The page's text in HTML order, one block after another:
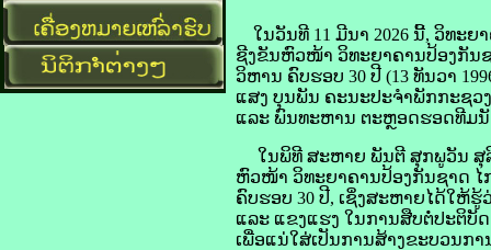
ໃນວັນທີ 11 ມີນາ 2026 ນີ້, ວິທະ
ຊີງຂັນຫົວໜ້າ ວິທະຍາຄານປ້ອງກັນ
ວິຫານ ຄົບຮອບ 30 ປີ (13 ທັນວາ
ແສງ ບຸນພັນ ຄະນະປະຈໍາພັກກະຊວ
ແລະ ພົນທະຫານ ຕະຫຼອດຮອດທີມ
ໃນພິທີ ສະຫາຍ ພັນຕີ ສຸກພູວັນ ສຸ
ຫົວໜ້າ ວິທະຍາຄານປ້ອງກັນຊາດ ໄ
ຄົບຮອບ 30 ປີ, ເຊິ່ງສະຫາຍໄດ້ໃຫ້
ແລະ ແຂງແຮງ ໃນການສືບຕໍ່ປະຕິບັ
ເພື່ອແນ່ໃສ່ເປັນການສ້າງຂະບວນກ